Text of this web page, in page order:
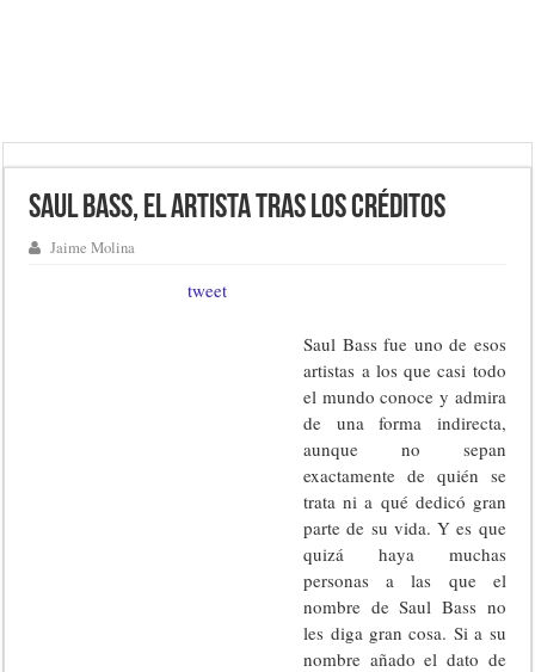
Saul Bass, el artista tras los créditos
Jaime Molina
tweet
Saul Bass fue uno de esos
artistas a los que casi todo
el mundo conoce y admira
de una forma indirecta,
aunque no sepan
exactamente de quién se
trata ni a qué dedicó gran
parte de su vida. Y es que
quizá haya muchas
personas a las que el
nombre de Saul Bass no
les diga gran cosa. Si a su
nombre añado el dato de